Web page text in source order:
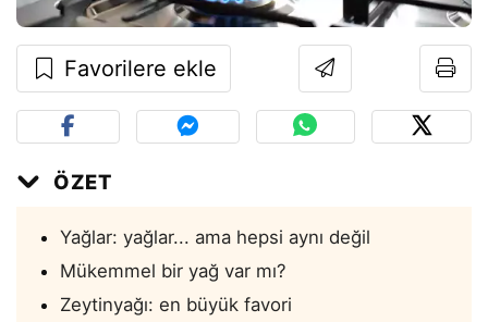
Favorilere ekle
ÖZET
Yağlar: yağlar... ama hepsi aynı değil
Mükemmel bir yağ var mı?
Zeytinyağı: en büyük favori